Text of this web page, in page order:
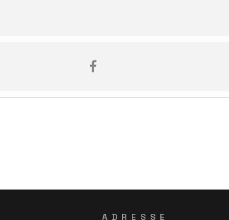
ADRESSE